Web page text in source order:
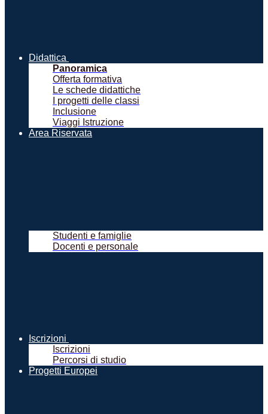
Didattica
Panoramica
Offerta formativa
Le schede didattiche
I progetti delle classi
Inclusione
Viaggi Istruzione
Area Riservata
Studenti e famiglie
Docenti e personale
Iscrizioni
Iscrizioni
Percorsi di studio
Progetti Europei